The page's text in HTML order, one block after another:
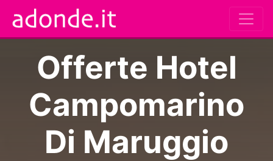
Offerte Hotel
Campomarino
Di Maruggio